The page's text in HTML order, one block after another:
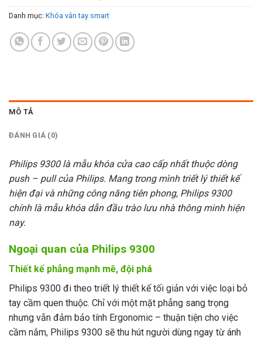
Danh mục: Khóa vân tay smart
MÔ TẢ
ĐÁNH GIÁ (0)
Philips 9300 là mẫu khóa cửa cao cấpnhất thuộc dòng
push – pull của Philips. Mang trong mình triết lý thiết kế
hiện đại và những công năng tiên phong, Philips 9300
chính là mẫu khóa dẫn đầu trào lưu nhà thông minh hiện
nay.
Ngoại quan của Philips 9300
Thiết kế phẳng mạnh mẽ, đội phá
Philips 9300 đi theo triết lý thiết kế tối giản với việc loại bỏ
tay cầm quen thuộc. Chỉ với một mặt phẳng sang trọng
nhưng vẫn đảm bảo tính Ergonomic – thuận tiện cho việc
cầm nắm, Philips 9300 sẽ thu hút người dùng ngay từ ánh